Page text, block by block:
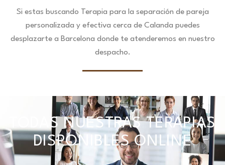
Si estas buscando Terapia para la separación de pareja
personalizada y efectiva cerca de Calanda puedes
desplazarte a Barcelona donde te atenderemos en nuestro
despacho.
TODAS NUESTRAS TERAPIAS
DISPONIBLES ONLINE